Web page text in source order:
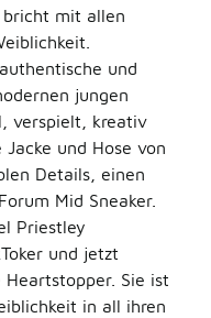
bricht mit allen
und
jungen
verspielt, kreativ
und Hose von
Details, einen
Mid Sneaker.
Priestley
und jetzt
Sie ist
in all ihren